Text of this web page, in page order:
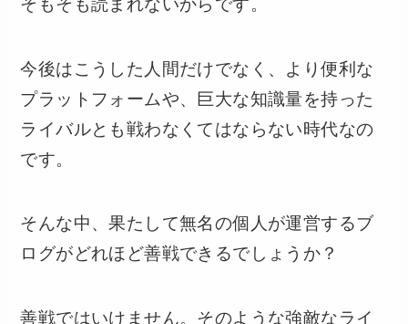
そもそも読まれないからです。
今後はこうした人間だけでなく、より便利な
プラットフォームや、巨大な知識量を持った
ライバルとも戦わなくてはならない時代なの
です。
そんな中、果たして無名の個人が運営するブ
ログがどれほど善戦できるでしょうか？
善戦ではいけません。そのような強敵なライ